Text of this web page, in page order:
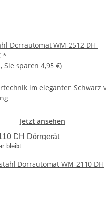
Dörrautomat WM-2512 DH
*
, Sie sparen 4,95 €)
im eleganten Schwarz
Jetzt ansehen
DH Dörrgerät
bleibt